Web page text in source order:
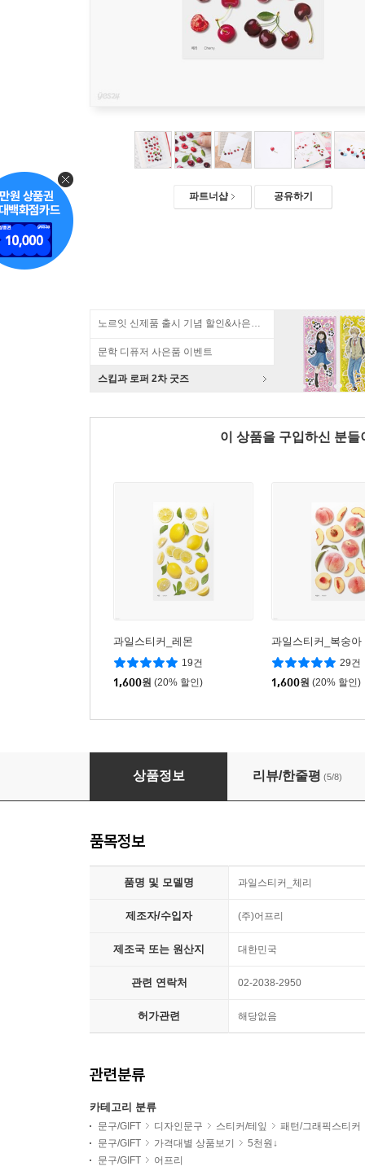
파트너샵 공유하기
노르잇 신제품 출시 기념 할인&사은품 증정!
문학 디퓨저 사은품 이벤트
스킵과 로퍼 2차 굿즈
이 상품을 구입하신 분
과일스티커_레몬
19건
1,600원 (20% 할인)
과일스티커_복숭아
29건
1,600원 (20% 할인)
과일스티커_체리
상품정보 리뷰/한줄평 (5/8)
품목정보
품명 및 모델명 과일스티커_체리
제조자/수입자 (주)어프리
제조국 또는 원산지 대한민국
관련 연락처 02-2038-2950
허가관련 해당없음
관련분류
카테고리 분류
문구/GIFT 디자인문구 스티커/테잎
패턴/그래픽스티커
문구/GIFT
가격대별 상품보기
5천원↓
문구/GIFT
어프리